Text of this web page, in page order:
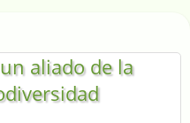
aliado de la